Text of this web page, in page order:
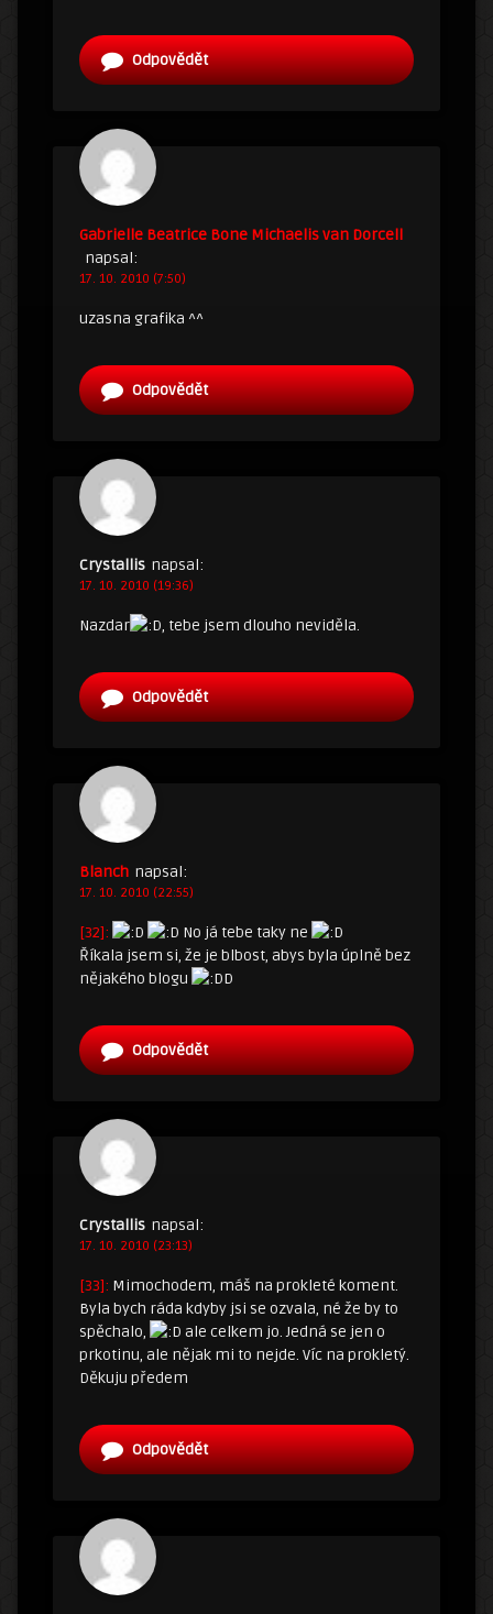
Odpovědět
Gabrielle Beatrice Bone Michaelis van Dorcell
napsal:
17. 10. 2010 (7:50)
uzasna grafika ^^
Odpovědět
Crystallis napsal:
17. 10. 2010 (19:36)
Nazdar , tebe jsem dlouho neviděla.
Odpovědět
Blanch napsal:
17. 10. 2010 (22:55)
[32]:
No já tebe taky ne
Říkala jsem si, že je blbost, abys byla úplně bez
nějakého blogu
D
Odpovědět
Crystallis napsal:
17. 10. 2010 (23:13)
[33]: Mimochodem, máš na prokleté koment.
Byla bych ráda kdyby jsi se ozvala, né že by to
spěchalo,
ale celkem jo. Jedná se jen o
prkotinu, ale nějak mi to nejde. Víc na prokletý.
Děkuju předem
Odpovědět